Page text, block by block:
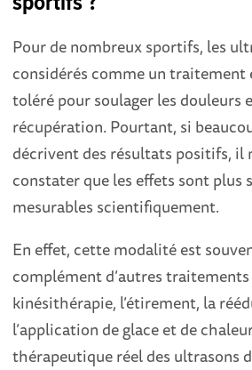
Pour de nombreux sportifs, les
considérés comme un traitement
toléré pour soulager les douleurs
récupération. Pourtant, si
décrivent des résultats positifs, il
constater que les effets sont plus
mesurables scientifiquement.
En effet, cette modalité est
complément d’autres
kinésithérapie, l’étirement, la
l’application de glace et de
thérapeutique réel des ultrasons